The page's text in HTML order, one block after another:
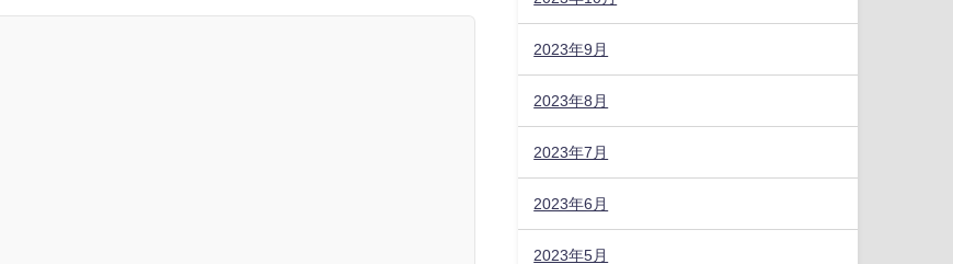
2023年9月
2023年8月
2023年7月
2023年6月
2023年5月